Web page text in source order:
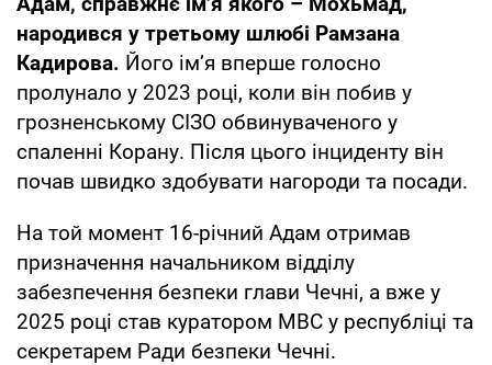
народився у третьому шлюбі Рамзана
Кадирова. Його ім’я вперше голосно
пролунало у 2023 році, коли він побив у
грозненському СІЗО обвинуваченого у
спаленні Корану. Після цього інциденту він
почав швидко здобувати нагороди та посади.
На той момент 16-річний Адам отримав
призначення начальником відділу
забезпечення безпеки глави Чечні, а вже у
2025 році став куратором МВС у республіці та
секретарем Ради безпеки Чечні.